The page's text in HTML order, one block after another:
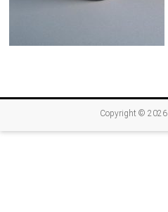
Copyright © 2026